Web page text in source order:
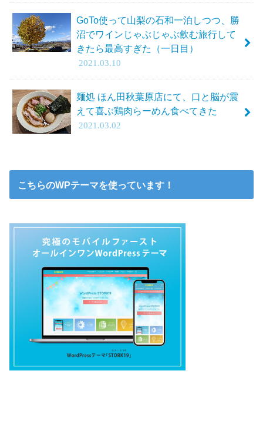
GoTo使って山梨の石和一泊しつつ、勝
沼でワインじゃぶじゃぶ飲む旅行して
きたら最高すぎた（一日目）
2021.03.10
麺処 ほん田秋葉原店にて、口と脳が震
えて喜ぶ鶏肉らーめん食べてきた
2021.03.02
こちらのWPテーマを使っています！